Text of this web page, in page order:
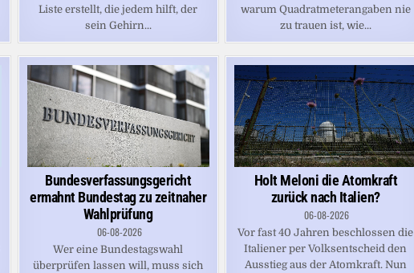
Liste erstellt, die jedem hilft, der
sein Gehirn...
warum Quadratmeterangaben nie
zu trauen ist, wie...
Bundesverfassungsgericht
ermahnt Bundestag zu zeitnaher
Wahlprüfung
06-08-2026
Wer eine Bundestagswahl
überprüfen lassen will, muss sich
Holt Meloni die Atomkraft
zurück nach Italien?
06-08-2026
Vor fast 40 Jahren beschlossen die
Italiener per Volksentscheid den
Ausstieg aus der Atomkraft. Nun